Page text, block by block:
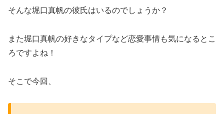
そんな堀口真帆の彼氏はいるのでしょうか？
また堀口真帆の好きなタイプなど恋愛事情も気になるとこ
ろですよね！
そこで今回、